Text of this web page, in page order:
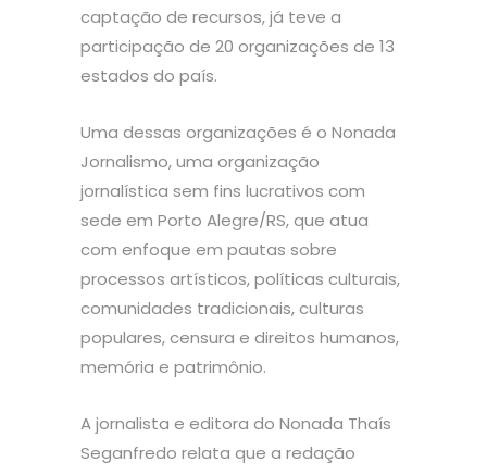
captação de recursos, já teve a
participação de 20 organizações de 13
estados do país.
Uma dessas organizações é o Nonada
Jornalismo, uma organização
jornalística sem fins lucrativos com
sede em Porto Alegre/RS, que atua
com enfoque em pautas sobre
processos artísticos, políticas culturais,
comunidades tradicionais, culturas
populares, censura e direitos humanos,
memória e patrimônio.
A jornalista e editora do Nonada Thaís
Seganfredo relata que a redação